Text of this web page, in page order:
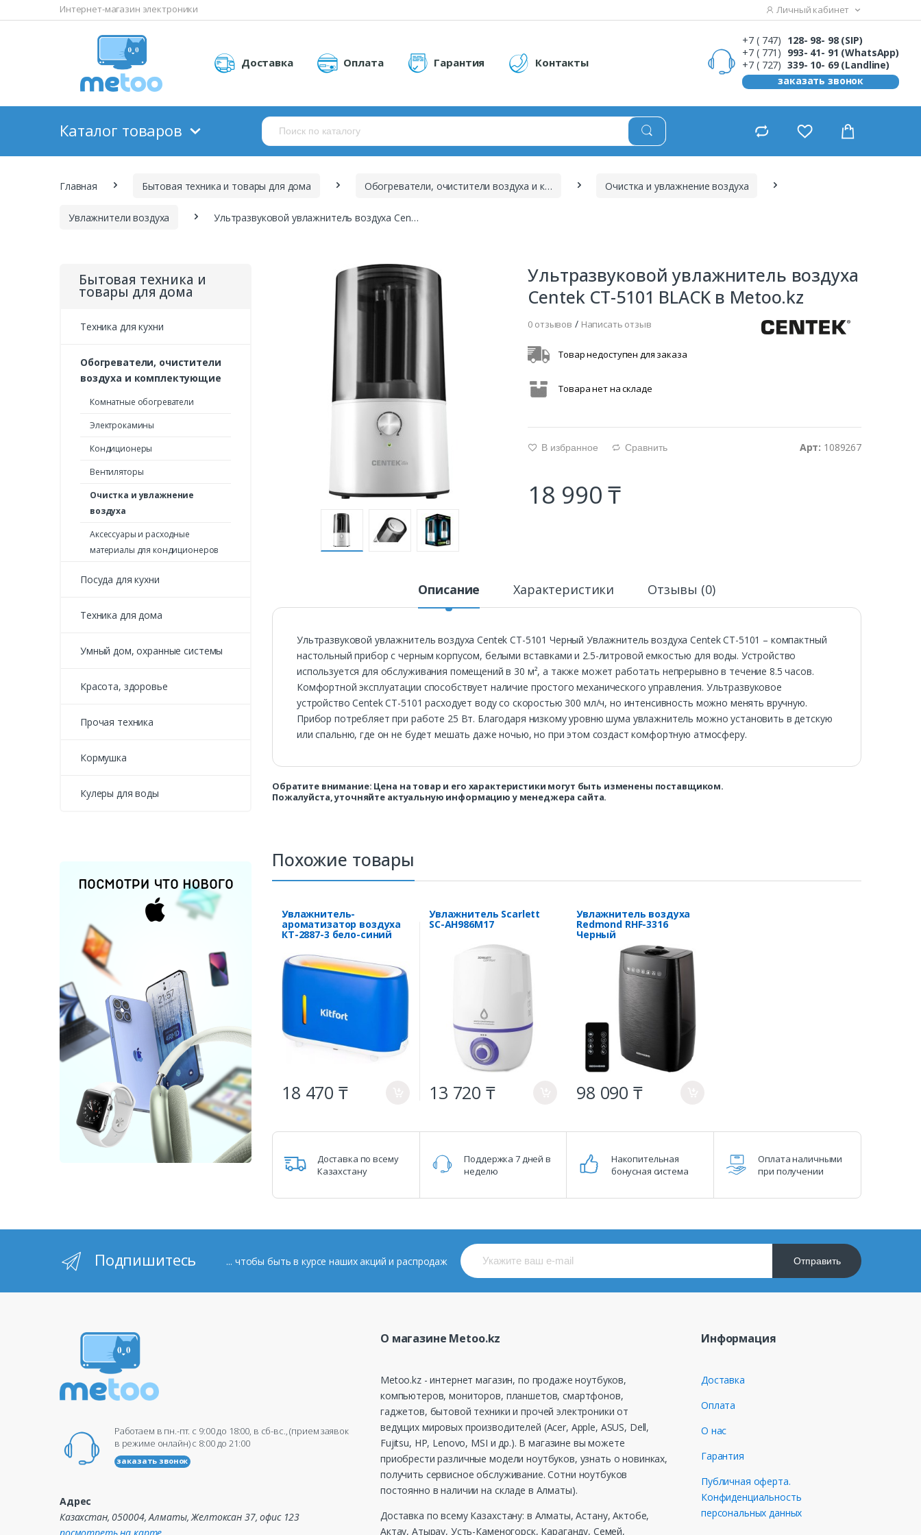
Интернет-магазин электроники Личный кабинет
Доставка Оплата Гарантия Контакты
+7 ( 747) 128- 98- 98 (SIP)
+7 ( 771) 993- 41- 91 (WhatsApp)
+7 ( 727) 339- 10- 69 (Landline)
заказать звонок
Каталог товаров
Главная Бытовая техника и товары для дома Обогреватели, очистители воздуха и комплектующие Очистка и увлажнение воздуха
Увлажнители воздуха Ультразвуковой увлажнитель воздуха Centek СТ-5101 BLACK
Бытовая техника и
товары для дома
Техника для кухни
Обогреватели, очистители
воздуха и комплектующие
Комнатные обогреватели
Электрокамины
Кондиционеры
Вентиляторы
Очистка и увлажнение
воздуха
Аксессуары и расходные
материалы для кондиционеров
Посуда для кухни
Техника для дома
Умный дом, охранные системы
Красота, здоровье
Прочая техника
Кормушка
Кулеры для воды
Ультразвуковой увлажнитель воздуха
Centek СТ-5101 BLACK в Metoo.kz
0 отзывов / Написать отзыв
Товар недоступен для заказа
Товара нет на складе
Арт: 1089267
g В избранное d Сравнить
18 990 ₸
Описание Характеристики Отзывы (0)
Ультразвуковой увлажнитель воздуха Centek СТ-5101 Черный Увлажнитель воздуха Centek СТ-5101 – компактный
настольный прибор с черным корпусом, белыми вставками и 2.5-литровой емкостью для воды. Устройство
используется для обслуживания помещений в 30 м², а также может работать непрерывно в течение 8.5 часов.
Комфортной эксплуатации способствует наличие простого механического управления. Ультразвуковое
устройство Centek СТ-5101 расходует воду со скоростью 300 мл/ч, но интенсивность можно менять вручную.
Прибор потребляет при работе 25 Вт. Благодаря низкому уровню шума увлажнитель можно установить в детскую
или спальню, где он не будет мешать даже ночью, но при этом создаст комфортную атмосферу.
Обратите внимание: Цена на товар и его характеристики могут быть изменены поставщиком.
Пожалуйста, уточняйте актуальную информацию у менеджера сайта.
Похожие товары
Увлажнитель-
ароматизатор воздуха
КТ-2887-3 бело-синий
18 470 ₸
Увлажнитель Scarlett
SC-AH986M17
13 720 ₸
Увлажнитель воздуха
Redmond RHF-3316
Черный
98 090 ₸
Доставка по всему
Казахстану
Поддержка 7 дней в
неделю
Накопительная
бонусная система
Оплата наличными
при получении
Подпишитесь ... чтобы быть в курсе наших акций и распродаж Отправить
Работаем в пн.-пт. c 9:00 до 18:00, в сб-вс., (прием заявок
в режиме онлайн) c 8:00 до 21:00
заказать звонок
Адрес
Казахстан, 050004, Алматы, Желтоксан 37, офис 123
О магазине Metoo.kz
Metoo.kz - интернет магазин, по продаже ноутбуков,
компьютеров, мониторов, планшетов, смартфонов,
гаджетов, бытовой техники и прочей электроники от
ведущих мировых производителей (Acer, Apple, ASUS, Dell,
Fujitsu, HP, Lenovo, MSI и др.). В магазине вы можете
приобрести различные модели ноутбуков, узнать о новинках,
получить сервисное обслуживание. Сотни ноутбуков
постоянно в наличии на складе в Алматы).
Доставка по всему Казахстану: в Алматы, Астану, Актобе,
Актау, Атырау, Усть-Каменогорск, Караганду, Семей,
Информация
Доставка
Оплата
О нас
Гарантия
Публичная оферта.
Конфиденциальность
персональных данных